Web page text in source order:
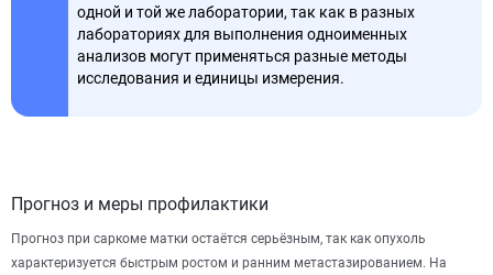
одной и той же лаборатории, так как в разных
лабораториях для выполнения одноименных
анализов могут применяться разные методы
исследования и единицы измерения.
Прогноз и меры профилактики
Прогноз при саркоме матки остаётся серьёзным, так как опухоль
характеризуется быстрым ростом и ранним метастазированием. На